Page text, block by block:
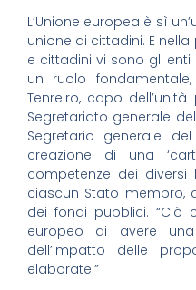
L’Unione europea è sì
unione di cittadini. E
e cittadini vi sono gli
un ruolo
Tenreiro, capo
Segretariato generale
Segretario generale
creazione di una
competenze dei
ciascun Stato membro,
dei fondi pubblici. “Ciò
europeo di avere una
dell’impatto delle
elaborate.”